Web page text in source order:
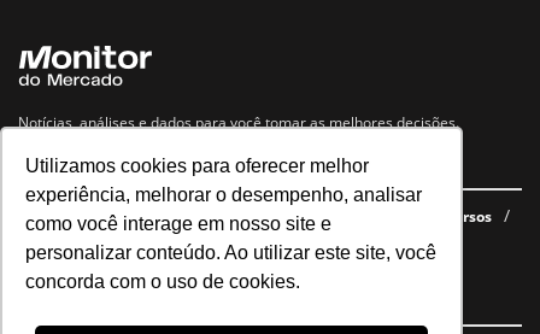
Utilizamos cookies para oferecer melhor
experiência, melhorar o desempenho, analisar
como você interage em nosso site e
personalizar conteúdo. Ao utilizar este site, você
concorda com o uso de cookies.
Notícias, análises e dados para você tomar as melhores decisões.
Navegue no site
Últimas notícias Quem somos E-books gratuitos
Cursos
Política de privacidade